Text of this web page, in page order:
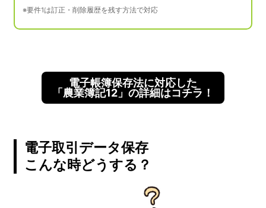
※要件1は訂正・削除履歴を残す方法で対応
電子帳簿保存法に対応した
「農業簿記12」の詳細はコチラ！
電子取引データ保存
こんな時どうする？